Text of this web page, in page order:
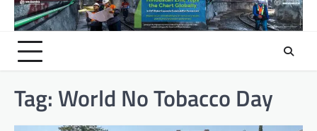
Tag:World No Tobacco Day